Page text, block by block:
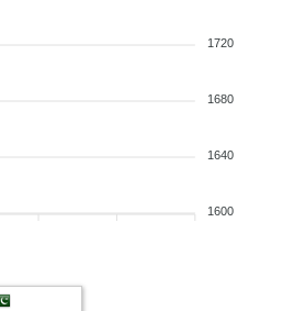
1720
1680
1640
1600